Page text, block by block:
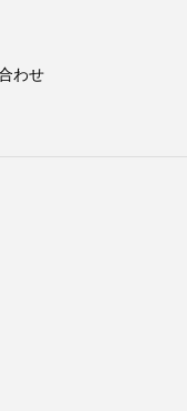
わせ